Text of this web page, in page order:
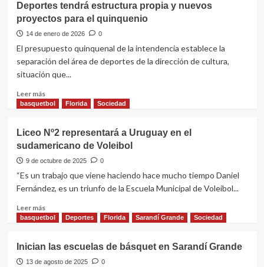
encuentro
de
Basket
en
Florida
Deportes tendrá estructura propia y nuevos
proyectos para el quinquenio
14 de enero de 2026 0
El presupuesto quinquenal de la intendencia establece la
separación del área de deportes de la dirección de cultura,
situación que...
Leer másLeer
más
tendrá
estructura
propia
nuevos
proyectos
el
basquetbol Florida Sociedad
Liceo Nº2 representará a Uruguay en el
sudamericano de Voleibol
9 de octubre de 2025 0
“Es un trabajo que viene haciendo hace mucho tiempo Daniel
Fernández, es un triunfo de la Escuela Municipal de Voleibol...
Leer másLeer
más
Nº2
representará
basquetbol Deportes Florida Sarandí Grande Sociedad
Inician las escuelas de básquet en Sarandí Grande
13 de agosto de 2025 0